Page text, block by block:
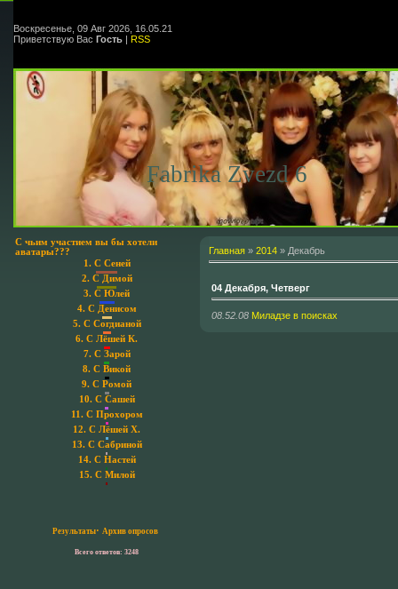
Воскресенье, 09 Авг 2026, 16.05.21
Приветствую Вас Гость | RSS
Fabrika Zvezd 6
С чьим участием вы бы хотели
аватары???
1. С Сеней
2. С Димой
3. С Юлей
4. С Денисом
5. С Согдианой
6. С Лёшей К.
7. С Зарой
8. С Викой
9. С Ромой
10. С Сашей
11. С Прохором
12. С Лёшей Х.
13. С Сабриной
14. С Настей
15. С Милой
Результаты· Архив опросов
Всего ответов: 3248
Главная » 2014 » Декабрь
04 Декабря, Четверг
08.52.08 Миладзе в поисках